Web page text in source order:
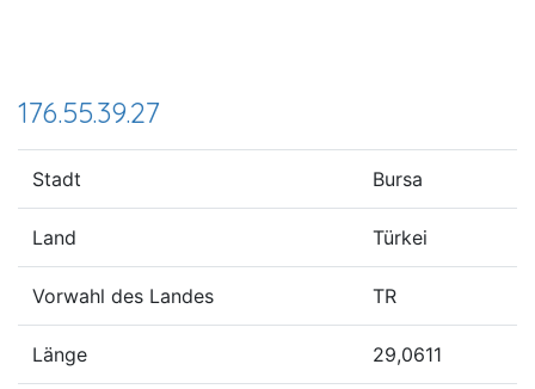
176.55.39.27
Stadt Bursa
Land Türkei
Vorwahl des Landes TR
Länge 29,0611